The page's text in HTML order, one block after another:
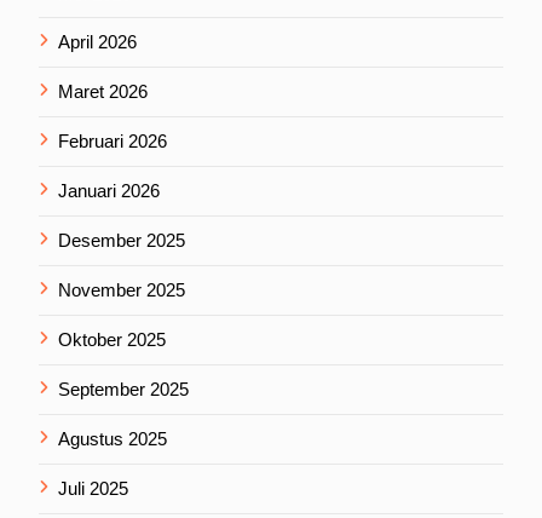
April 2026
Maret 2026
Februari 2026
Januari 2026
Desember 2025
November 2025
Oktober 2025
September 2025
Agustus 2025
Juli 2025